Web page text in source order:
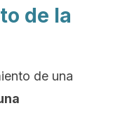
de la
de una